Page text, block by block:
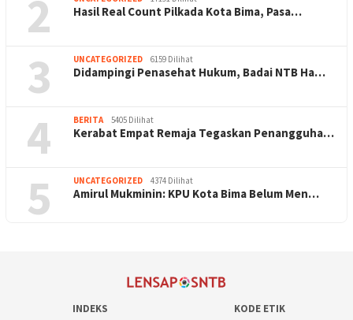
2 Hasil Real Count Pilkada Kota Bima, Pasa…
3 UNCATEGORIZED 6159 Dilihat
Didampingi Penasehat Hukum, Badai NTB Ha…
4 BERITA 5405 Dilihat
Kerabat Empat Remaja Tegaskan Penangguha…
5 UNCATEGORIZED 4374 Dilihat
Amirul Mukminin: KPU Kota Bima Belum Men…
INDEKS
KODE ETIK